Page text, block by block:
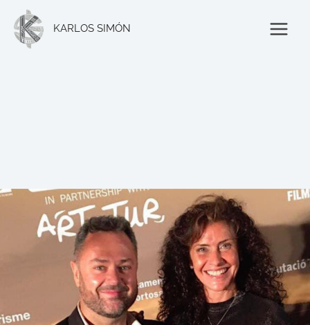
contenido
KARLOS SIMÓN